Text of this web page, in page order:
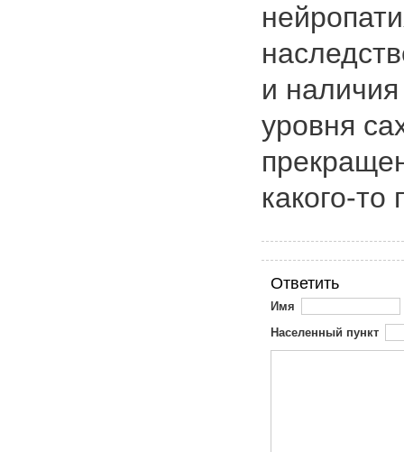
и
уровня
какого-то
Ответить
Имя
Населенный пункт